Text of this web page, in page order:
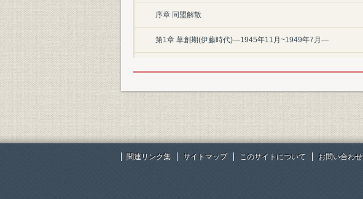
序章 同盟解散
第1章 草創期(伊藤時代)―1945年11月~1949年7月―
第2節 苦難のかじ取り
第3節 通信革命・文字電送の開発
第4節 GHQの報道検閲
関連リンク集 サイトマップ このサイトについて お問い合わせ